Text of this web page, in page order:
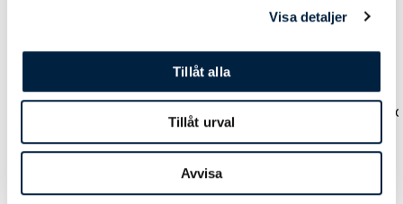
Visa detaljer
Tillåt alla
Tillåt urval
Avvisa
0,00
1